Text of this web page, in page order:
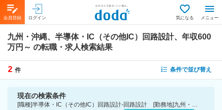
会員登録 ログイン 気になる メニュー
九州・沖縄、半導体・IC（その他IC）回路設計、年収600
万円～ の転職・求人検索結果
2 件 条件で並び替え
現在の検索条件
[職種]半導体・IC（その他IC）回路設計-回路設計 [勤務地]九州・沖縄 [年収]600万円～